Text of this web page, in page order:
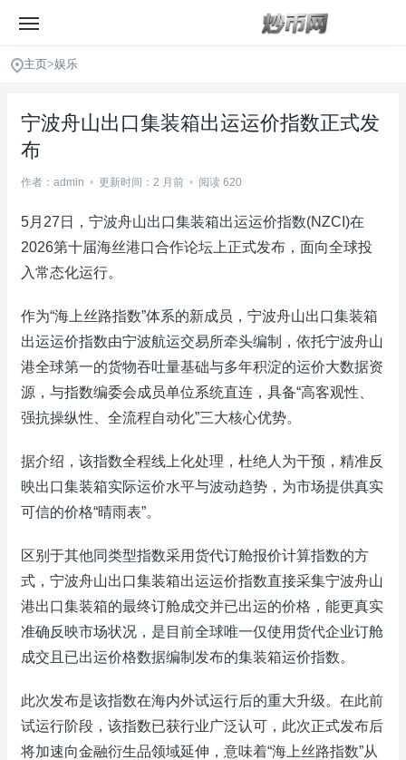
主页>娱乐
宁波舟山出口集装箱出运运价指数正式发
布
作者：admin • 更新时间：2 月前 • 阅读 620
5月27日，宁波舟山出口集装箱出运运价指数(NZCI)在
2026第十届海丝港口合作论坛上正式发布，面向全球投
入常态化运行。
作为“海上丝路指数”体系的新成员，宁波舟山出口集装箱
出运运价指数由宁波航运交易所牵头编制，依托宁波舟山
港全球第一的货物吞吐量基础与多年积淀的运价大数据资
源，与指数编委会成员单位系统直连，具备“高客观性、
强抗操纵性、全流程自动化”三大核心优势。
据介绍，该指数全程线上化处理，杜绝人为干预，精准反
映出口集装箱实际运价水平与波动趋势，为市场提供真实
可信的价格“晴雨表”。
区别于其他同类型指数采用货代订舱报价计算指数的方
式，宁波舟山出口集装箱出运运价指数直接采集宁波舟山
港出口集装箱的最终订舱成交并已出运的价格，能更真实
准确反映市场状况，是目前全球唯一仅使用货代企业订舱
成交且已出运价格数据编制发布的集装箱运价指数。
此次发布是该指数在海内外试运行后的重大升级。在此前
试运行阶段，该指数已获行业广泛认可，此次正式发布后
将加速向金融衍生品领域延伸，意味着“海上丝路指数”从